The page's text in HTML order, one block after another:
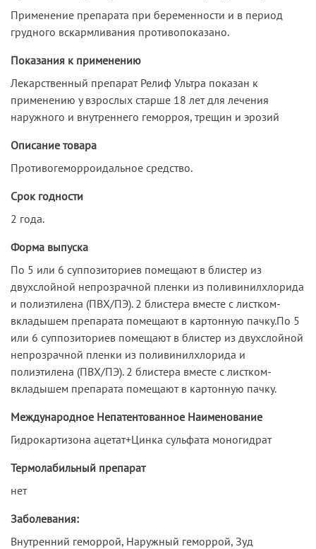
Применение препарата при беременности и в период
грудного вскармливания противопоказано.
Показания к применению
Лекарственный препарат Релиф Ультра показан к
применению у взрослых старше 18 лет для лечения
наружного и внутреннего геморроя, трещин и эрозий
Описание товара
Противогеморроидальное средство.
Срок годности
2 года.
Форма выпуска
По 5 или 6 суппозиториев помещают в блистер из
двухслойной непрозрачной пленки из поливинилхлорида
и полиэтилена (ПВХ/ПЭ). 2 блистера вместе с листком-
вкладышем препарата помещают в картонную пачку.По 5
или 6 суппозиториев помещают в блистер из двухслойной
непрозрачной пленки из поливинилхлорида и
полиэтилена (ПВХ/ПЭ). 2 блистера вместе с листком-
вкладышем препарата помещают в картонную пачку.
Международное Непатентованное Наименование
Гидрокартизона ацетат+Цинка сульфата моногидрат
Термолабильный препарат
нет
Заболевания:
Внутренний геморрой, Наружный геморрой, Зуд